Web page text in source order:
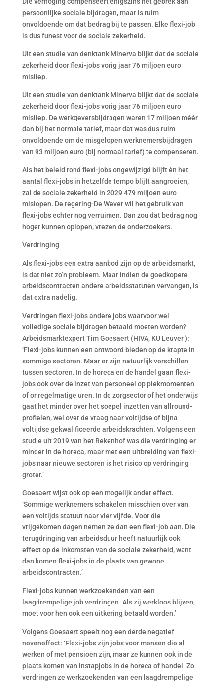
persoonlijke sociale bijdragen, maar is ruim
onvoldoende om dat bedrag bij te passen. Elke flexi-job
is dus funest voor de sociale zekerheid.
Uit een studie van denktank Minerva blijkt dat de sociale
zekerheid door flexi-jobs vorig jaar 76 miljoen euro
misliep.
Uit een studie van denktank Minerva blijkt dat de sociale
zekerheid door flexi-jobs vorig jaar 76 miljoen euro
misliep. De werkgeversbijdragen waren 17 miljoen méér
dan bij het normale tarief, maar dat was dus ruim
onvoldoende om de misgelopen werknemersbijdragen
van 93 miljoen euro (bij normaal tarief) te compenseren.
Als het beleid rond flexi-jobs ongewijzigd blijft én het
aantal flexi-jobs in hetzelfde tempo blijft aangroeien,
zal de sociale zekerheid in 2029 479 miljoen euro
mislopen. De regering-De Wever wil het gebruik van
flexi-jobs echter nog verruimen. Dan zou dat bedrag nog
hoger kunnen oplopen, vrezen de onderzoekers.
Verdringing
Als flexi-jobs een extra aanbod zijn op de arbeidsmarkt,
is dat niet zo’n probleem. Maar indien de goedkopere
arbeidscontracten andere arbeidsstatuten vervangen, is
dat extra nadelig.
Verdringen flexi-jobs andere jobs waarvoor wel
volledige sociale bijdragen betaald moeten worden?
Arbeidsmarktexpert Tim Goesaert (HIVA, KU Leuven):
‘Flexi-jobs kunnen een antwoord bieden op de krapte in
sommige sectoren. Maar er zijn natuurlijk verschillen
tussen sectoren. In de horeca en de handel gaan flexi-
jobs ook over de inzet van personeel op piekmomenten
of onregelmatige uren. In de zorgsector of het onderwijs
gaat het minder over het soepel inzetten van allround-
profielen, wel over de vraag naar voltijdse of bijna
voltijdse gekwalificeerde arbeidskrachten. Volgens een
studie uit 2019 van het Rekenhof was die verdringing er
minder in de horeca, maar met een uitbreiding van flexi-
jobs naar nieuwe sectoren is het risico op verdringing
groter.’
Goesaert wijst ook op een mogelijk ander effect.
‘Sommige werknemers schakelen misschien over van
een voltijds statuut naar vier vijfde. Voor die
vrijgekomen dagen nemen ze dan een flexi-job aan. Die
terugdringing van arbeidsduur heeft natuurlijk ook
effect op de inkomsten van de sociale zekerheid, want
dan komen flexi-jobs in de plaats van gewone
arbeidscontracten.’
Flexi-jobs kunnen werkzoekenden van een
laagdrempelige job verdringen. Als zij werkloos blijven,
moet voor hen ook een uitkering betaald worden.’
Volgens Goesaert speelt nog een derde negatief
neveneffect: ‘Flexi-jobs zijn jobs voor mensen die al
werken of met pensioen zijn, maar ze kunnen ook in de
plaats komen van instapjobs in de horeca of handel. Zo
verdringen ze werkzoekenden van een laagdrempelige